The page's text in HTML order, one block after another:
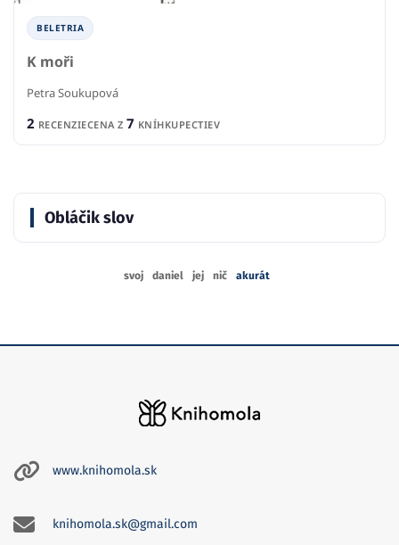
BELETRIA
K moři
Petra Soukupová
2 RECENZIECENA Z 7 KNÍHKUPECTIEV
Obláčik slov
svoj daniel jej nič akurát
www.knihomola.sk
knihomola.sk@gmail.com